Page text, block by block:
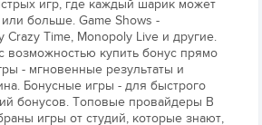
игр, где каждый шарик может
больше. Game Shows -
Crazy Time, Monopoly Live и другие.
возможностью купить бонус прямо
- мгновенные результаты и
Бонусные игры - для быстрого
бонусов. Топовые провайдеры В
игры от студий, которые знают,